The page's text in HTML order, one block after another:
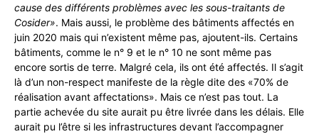
cause des différents problèmes avec les sous-traitants de
Cosider». Mais aussi, le problème des bâtiments affectés en
juin 2020 mais qui n’existent même pas, ajoutent-ils. Certains
bâtiments, comme le n° 9 et le n° 10 ne sont même pas
encore sortis de terre. Malgré cela, ils ont été affectés. Il s’agit
là d’un non-respect manifeste de la règle dite des «70% de
réalisation avant affectations». Mais ce n’est pas tout. La
partie achevée du site aurait pu être livrée dans les délais. Elle
aurait pu l’être si les infrastructures devant l’accompagner